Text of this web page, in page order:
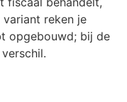
reken je
opgebouwd; bij de